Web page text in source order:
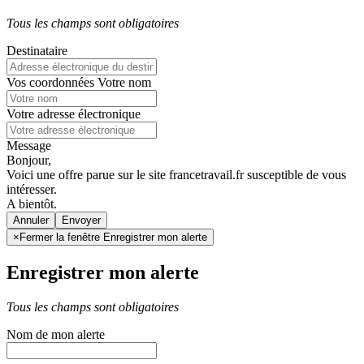
Tous les champs sont obligatoires
Destinataire
Vos coordonnées Votre nom
Votre adresse électronique
Message
Bonjour,
Voici une offre parue sur le site francetravail.fr susceptible de vous
intéresser.
A bientôt.
Annuler
× Fermer la fenêtre Enregistrer mon alerte
Enregistrer mon alerte
Tous les champs sont obligatoires
Nom de mon alerte